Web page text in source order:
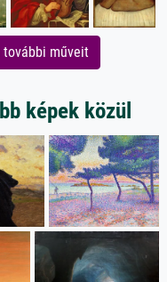
további műveit
képek közül